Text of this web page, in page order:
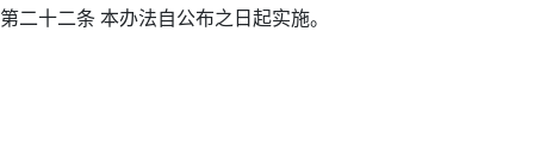
第二十二条 本办法自公布之日起实施。